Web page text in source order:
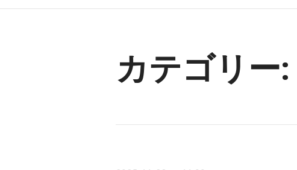
記念日・お祝い利用のお客様
カテゴリー: